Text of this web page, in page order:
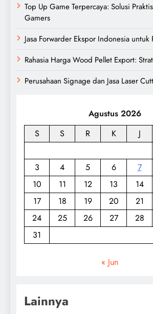
Top Up Game Terpercaya: Solusi
Gamers
Jasa Forwarder Ekspor Indonesia
Rahasia Harga Wood Pellet Export:
Perusahaan Signage dan Jasa Laser
Agustus 2026
S
S R K J
3
4 5 6 7
10
11 12 13 14
17
18 19 20 21
24
25 26 27 28
31
« Jun
Lainnya